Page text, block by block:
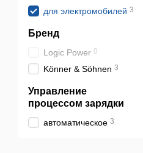
для электромобилей 3
Бренд
Logic Power 0
Könner & Söhnen 3
Управление
процессом зарядки
автоматическое 3